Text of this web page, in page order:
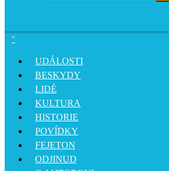
UDÁLOSTI
BESKYDY
LIDÉ
KULTURA
HISTORIE
POVÍDKY
FEJETON
ODJINUD